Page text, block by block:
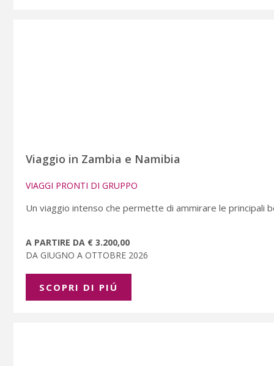
Viaggio in Zambia e Namibia
VIAGGI PRONTI DI GRUPPO
Un viaggio intenso che permette di ammirare le principali
A PARTIRE DA € 3.200,00
DA GIUGNO A OTTOBRE 2026
SCOPRI DI PIÚ